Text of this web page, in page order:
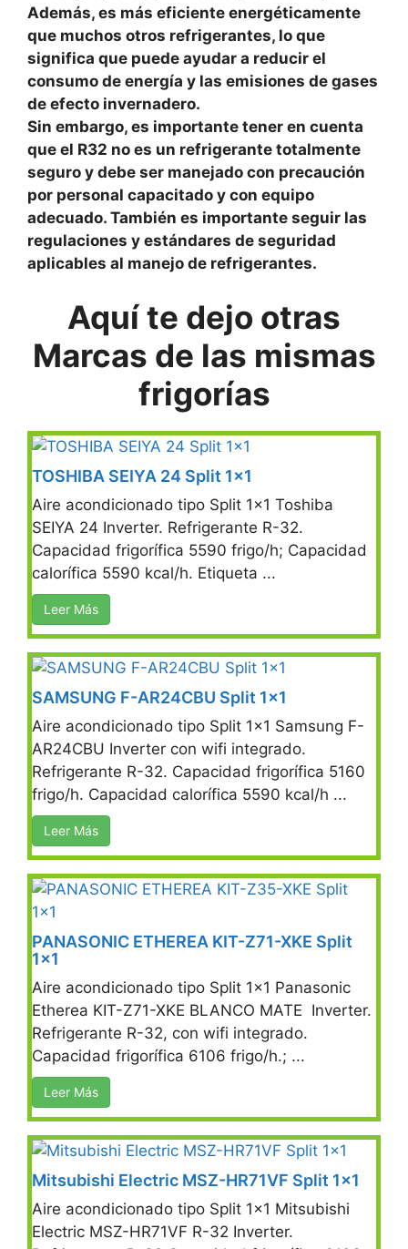
Además, es más eficiente energéticamente
que muchos otros refrigerantes, lo que
significa que puede ayudar a reducir el
consumo de energía y las emisiones de gases
de efecto invernadero.
Sin embargo, es importante tener en cuenta
que el R32 no es un refrigerante totalmente
seguro y debe ser manejado con precaución
por personal capacitado y con equipo
adecuado. También es importante seguir las
regulaciones y estándares de seguridad
aplicables al manejo de refrigerantes.
Aquí te dejo otras
Marcas de las mismas
frigorías
TOSHIBA SEIYA 24 Split 1×1
Aire acondicionado tipo Split 1×1 Toshiba
SEIYA 24 Inverter. Refrigerante R-32.
Capacidad frigorífica 5590 frigo/h; Capacidad
calorífica 5590 kcal/h. Etiqueta ...
Leer Más
SAMSUNG F-AR24CBU Split 1×1
Aire acondicionado tipo Split 1×1 Samsung F-
AR24CBU Inverter con wifi integrado.
Refrigerante R-32. Capacidad frigorífica 5160
frigo/h. Capacidad calorífica 5590 kcal/h ...
Leer Más
PANASONIC ETHEREA KIT-Z71-XKE Split
1×1
Aire acondicionado tipo Split 1×1 Panasonic
Etherea KIT-Z71-XKE BLANCO MATE Inverter.
Refrigerante R-32, con wifi integrado.
Capacidad frigorífica 6106 frigo/h.; ...
Leer Más
Mitsubishi Electric MSZ-HR71VF Split 1×1
Aire acondicionado tipo Split 1×1 Mitsubishi
Electric MSZ-HR71VF R-32 Inverter.